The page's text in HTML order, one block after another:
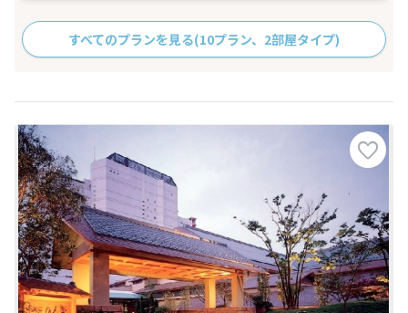
すべてのプランを見る(10プラン、2部屋タイプ)